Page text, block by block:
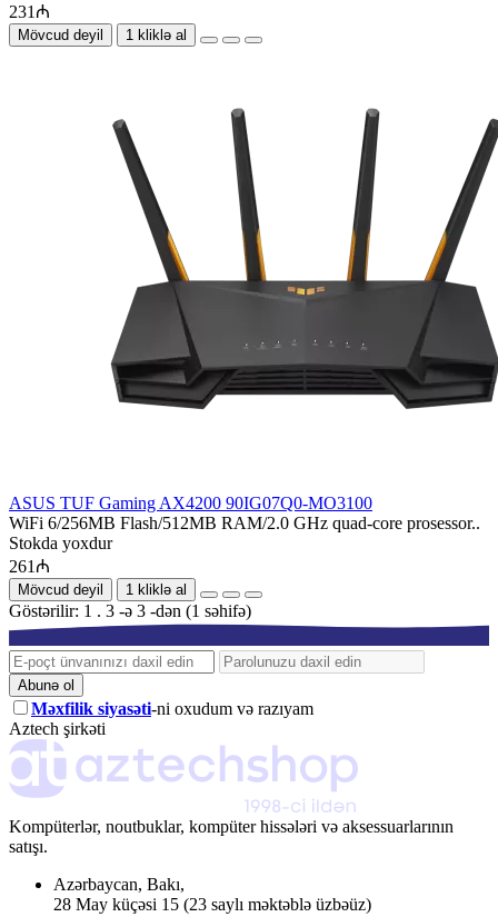
231₼
Mövcud deyil 1 kliklə al
ASUS TUF Gaming AX4200 90IG07Q0-MO3100
WiFi 6/256MB Flash/512MB RAM/2.0 GHz quad-core prosessor..
Stokda yoxdur
261₼
Mövcud deyil 1 kliklə al
Göstərilir: 1 . 3 -ə 3 -dən (1 səhifə)
Abunə ol
Məxfilik siyasəti-ni oxudum və razıyam
Aztech şirkəti
Kompüterlər, noutbuklar, kompüter hissələri və aksessuarlarının
satışı.
Azərbaycan, Bakı,
28 May küçəsi 15 (23 saylı məktəblə üzbəüz)